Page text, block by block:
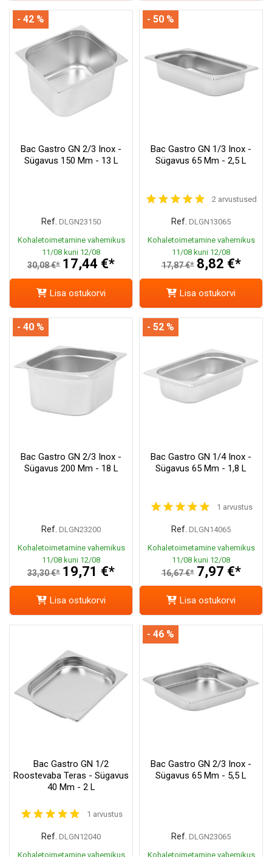
Bac Gastro GN 2/3 Inox -
Sügavus 150 Mm - 13 L
Ref. DLGN23150
Kohaletoimetamine vahemikus
11/08 kuni 12/08
30,08 €* 17,44 €*
- 42 %
Lisa ostukorvi
Bac Gastro GN 1/3 Inox -
Sügavus 65 Mm - 2,5 L
2 arvustused
Ref. DLGN13065
Kohaletoimetamine vahemikus
11/08 kuni 12/08
17,87 €* 8,82 €*
- 50 %
Lisa ostukorvi
Bac Gastro GN 2/3 Inox -
Sügavus 200 Mm - 18 L
Ref. DLGN23200
Kohaletoimetamine vahemikus
11/08 kuni 12/08
33,30 €* 19,71 €*
- 40 %
Lisa ostukorvi
Bac Gastro GN 1/4 Inox -
Sügavus 65 Mm - 1,8 L
1 arvustus
Ref. DLGN14065
Kohaletoimetamine vahemikus
11/08 kuni 12/08
16,67 €* 7,97 €*
- 52 %
Lisa ostukorvi
Bac Gastro GN 1/2
Roostevaba Teras - Sügavus
40 Mm - 2 L
1 arvustus
Ref. DLGN12040
Kohaletoimetamine vahemikus
Bac Gastro GN 2/3 Inox -
Sügavus 65 Mm - 5,5 L
Ref. DLGN23065
Kohaletoimetamine vahemikus
- 46 %